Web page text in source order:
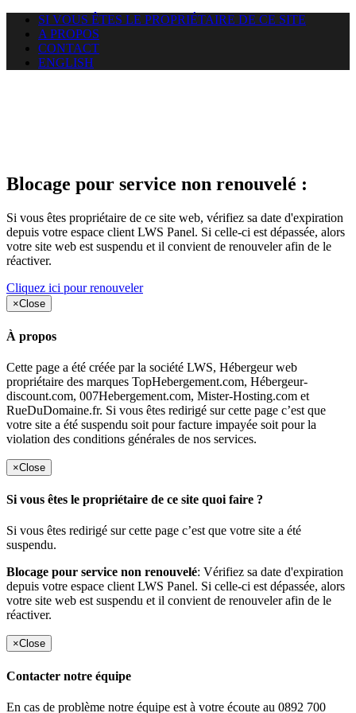
SI VOUS ÊTES LE PROPRIÉTAIRE DE CE SITE
A PROPOS
CONTACT
ENGLISH
Blocage pour service non renouvelé :
Si vous êtes propriétaire de ce site web, vérifiez sa date d'expiration
depuis votre espace client LWS Panel. Si celle-ci est dépassée, alors
votre site web est suspendu et il convient de renouveler afin de le
réactiver.
Cliquez ici pour renouveler
×Close
À propos
Cette page a été créée par la société LWS, Hébergeur web
propriétaire des marques TopHebergement.com, Hébergeur-
discount.com, 007Hebergement.com, Mister-Hosting.com et
RueDuDomaine.fr. Si vous êtes redirigé sur cette page c’est que
votre site a été suspendu soit pour facture impayée soit pour la
violation des conditions générales de nos services.
×Close
Si vous êtes le propriétaire de ce site quoi faire ?
Si vous êtes redirigé sur cette page c’est que votre site a été
suspendu.
Blocage pour service non renouvelé: Vérifiez sa date d'expiration
depuis votre espace client LWS Panel. Si celle-ci est dépassée, alors
votre site web est suspendu et il convient de renouveler afin de le
réactiver.
×Close
Contacter notre équipe
En cas de problème notre équipe est à votre écoute au 0892 700